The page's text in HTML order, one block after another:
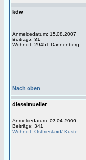
kdw
Anmeldedatum: 15.08.2007
Beiträge: 31
Wohnort: 29451 Dannenberg
Nach oben
dieselmueller
Anmeldedatum: 03.04.2006
Beiträge: 341
Wohnort: Ostfriesland/ Küste